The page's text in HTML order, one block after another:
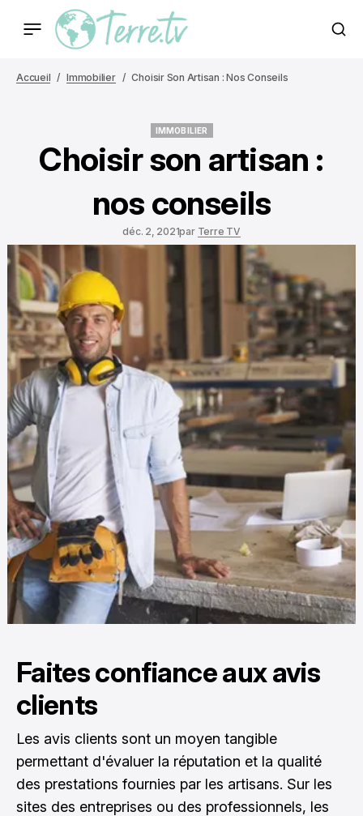
Accueil Immobilier Choisir Son Artisan : Nos Conseils
IMMOBILIER
Choisir son artisan :
nos conseils
déc. 2, 2021par Terre TV
Faites confiance aux avis
clients
Les avis clients sont un moyen tangible
permettant d'évaluer la réputation et la qualité
des prestations fournies par les artisans. Sur les
sites des entreprises ou des professionnels, les